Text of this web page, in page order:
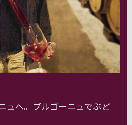
ュへ。ブルゴーニュでぶど